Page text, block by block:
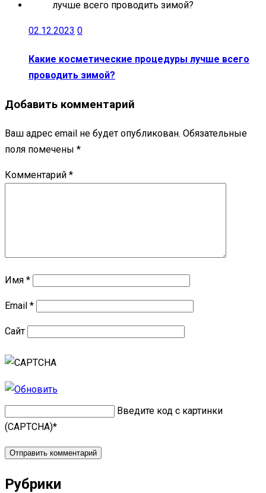
02.12.2023 0
Какие косметические процедуры лучше всего
проводить зимой?
Добавить комментарий
Ваш адрес email не будет опубликован. Обязательные
поля помечены *
Комментарий *
Имя *
Email *
Сайт
Введите код с картинки
(CAPTCHA)*
Рубрики